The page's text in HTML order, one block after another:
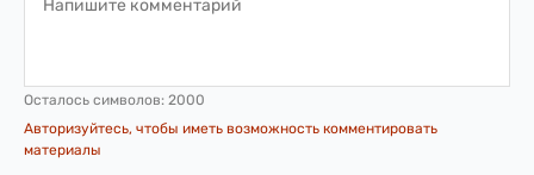
Осталось символов: 2000
Авторизуйтесь, чтобы иметь возможность комментировать
материалы